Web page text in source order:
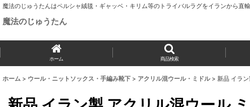
魔法のじゅうたんはペルシャ絨毯・ギャッベ・キリム等のトライバルラグをイランから
魔法のじゅうたん
ホーム 商品検索
ホーム > ウール・ニットソックス・手編み靴下 > アクリル混ウール・ミドル > 新品 イラ